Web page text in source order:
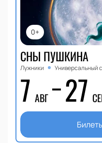
0+
СНЫ ПУШКИНА
Лужники Универсальный
7 АВГ 27